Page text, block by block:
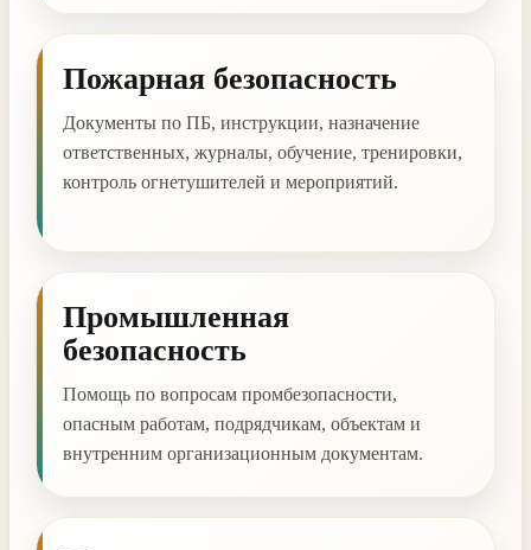
Пожарная безопасность
Документы по ПБ, инструкции, назначение
ответственных, журналы, обучение, тренировки,
контроль огнетушителей и мероприятий.
Промышленная
безопасность
Помощь по вопросам промбезопасности,
опасным работам, подрядчикам, объектам и
внутренним организационным документам.